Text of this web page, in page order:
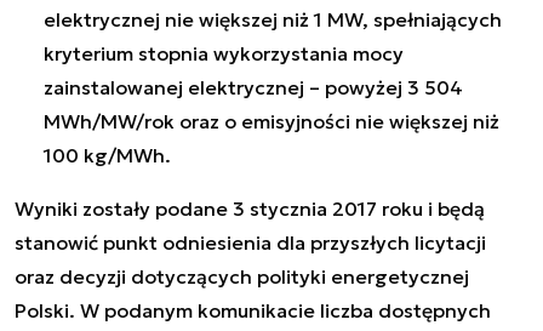
elektrycznej nie większej niż 1 MW, spełniających
kryterium stopnia wykorzystania mocy
zainstalowanej elektrycznej – powyżej 3 504
MWh/MW/rok oraz o emisyjności nie większej niż
100 kg/MWh.
Wyniki zostały podane 3 stycznia 2017 roku i będą
stanowić punkt odniesienia dla przyszłych licytacji
oraz decyzji dotyczących polityki energetycznej
Polski. W podanym komunikacie liczba dostępnych